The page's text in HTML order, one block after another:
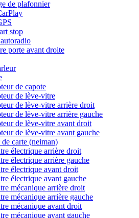
de plafonnier
stop
porte avant droite
de capote
de lève-vitre
de lève-vitre arrière droit
de lève-vitre arrière gauche
de lève-vitre avant droit
de lève-vitre avant gauche
carte (neiman)
électrique arrière droit
électrique arrière gauche
électrique avant droit
électrique avant gauche
mécanique arrière droit
mécanique arrière gauche
mécanique avant droit
mécanique avant gauche